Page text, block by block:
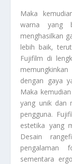
Maka
warna yang
menghasilkan
lebih baik,
Fujifilm di
dengan gaya
Maka
yang unik dan
pengguna.
estetika yang
Desain
pengalaman
sementara